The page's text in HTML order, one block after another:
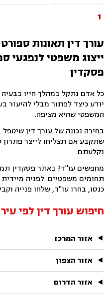
1
עורך דין תאונות ספורט
ייצוג משפטי לנפגעי
פסקדין
כל אדם נתקל במהלך חייו
יודע כיצד לפתור מבלי להיעזר
המשפטי שהיא מציפה.
בחירה נכונה של עורך דין
שתקבע אם תצליחו לייצר פתרון
נקלעתם.
מחפשים עו"ד? באתר פסקדין
תחומים משפטיים. לפניה
כנסו, בחרו עו"ד, שלחו פנייה
חיפוש עורך דין לפי עיר
אזור המרכז
אזור הצפון
אזור הדרום